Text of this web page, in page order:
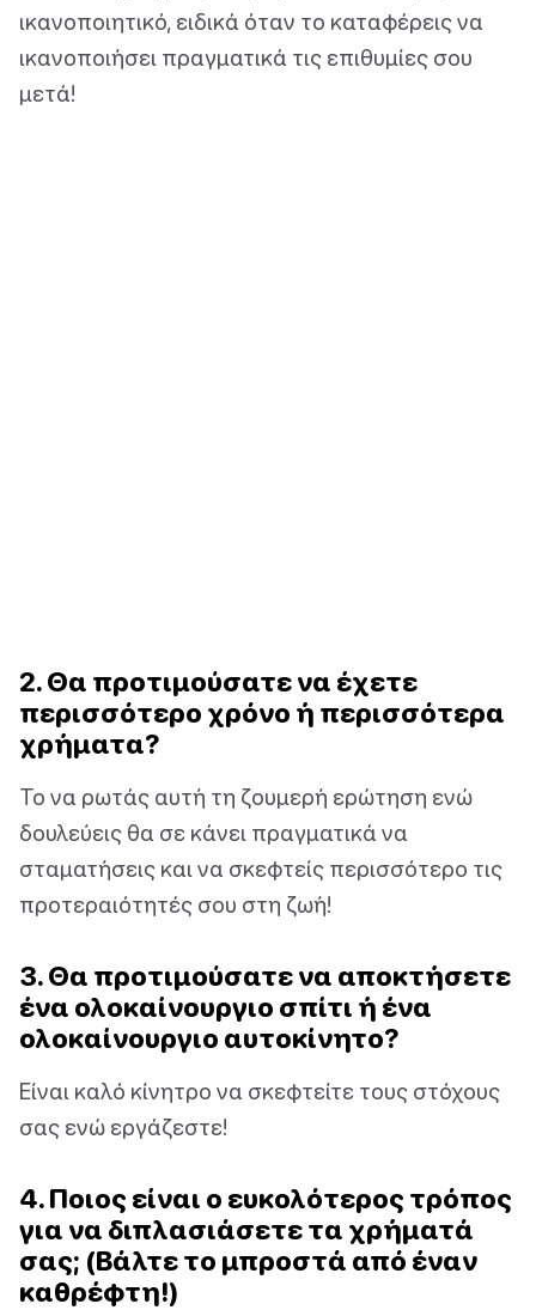
ικανοποιητικό, ειδικά όταν το καταφέρεις να
ικανοποιήσει πραγματικά τις επιθυμίες σου
μετά!
2. Θα προτιμούσατε να έχετε
περισσότερο χρόνο ή περισσότερα
χρήματα?
Το να ρωτάς αυτή τη ζουμερή ερώτηση ενώ
δουλεύεις θα σε κάνει πραγματικά να
σταματήσεις και να σκεφτείς περισσότερο τις
προτεραιότητές σου στη ζωή!
3. Θα προτιμούσατε να αποκτήσετε
ένα ολοκαίνουργιο σπίτι ή ένα
ολοκαίνουργιο αυτοκίνητο?
Είναι καλό κίνητρο να σκεφτείτε τους στόχους
σας ενώ εργάζεστε!
4. Ποιος είναι ο ευκολότερος τρόπος
για να διπλασιάσετε τα χρήματά
σας; (Βάλτε το μπροστά από έναν
καθρέφτη!)